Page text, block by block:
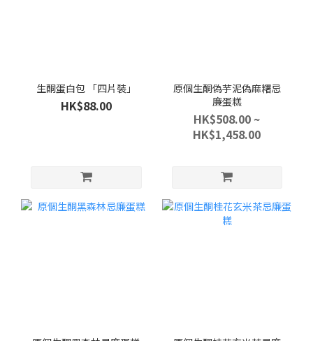
生酮蛋白包 「四片裝」
HK$88.00
原個生酮偽芋泥偽麻糬忌
廉蛋糕
HK$508.00 ~
HK$1,458.00